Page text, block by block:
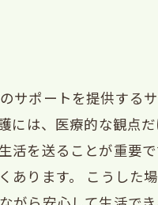
サポートを提供する
には、医療的な観点
活を送ることが重要
あります。 こうした